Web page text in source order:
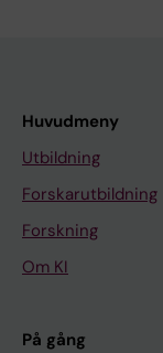
Huvudmeny
Utbildning
Forskarutbildning
Forskning
Om KI
På gång